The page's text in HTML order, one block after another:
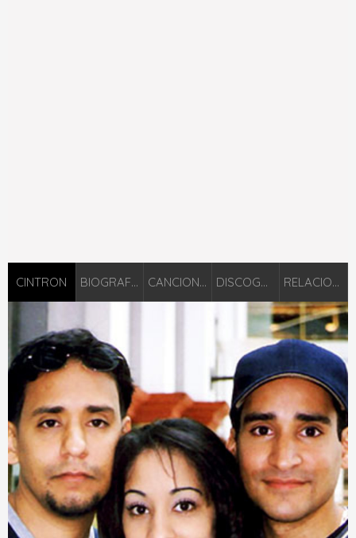
CINTRON BIOGRAFIÁ CANCIONES DISCOGRAFÍA RELACIONADOS